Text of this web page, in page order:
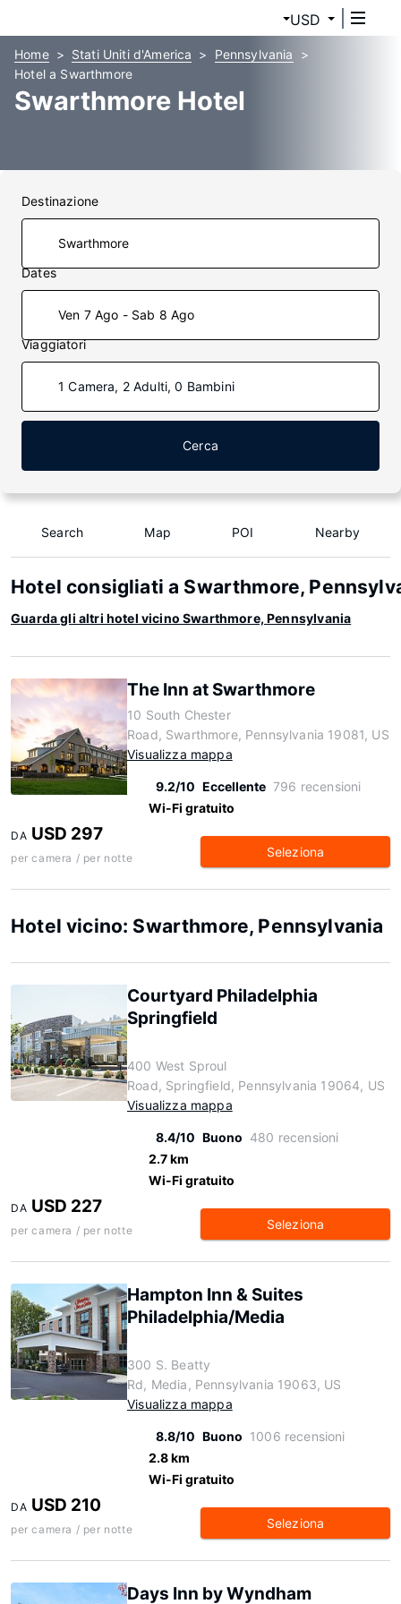
USD
Home Stati Uniti d'America
Pennsylvania
Hotel a Swarthmore
Swarthmore Hotel
Destinazione
Dates
Ven 7 Ago - Sab 8 Ago
Viaggiatori
1 Camera, 2 Adulti, 0 Bambini
Cerca
Search Map POI Nearby
Hotel consigliati a Swarthmore,
Guarda gli altri hotel vicino Swarthmore, Pennsylvania
The Inn at Swarthmore
10 South Chester
Road, Swarthmore, Pennsylvania 19081, US
Visualizza mappa
9.2/10 Eccellente 796 recensioni
Wi-Fi gratuito
DA USD 297
per camera / per notte Seleziona
Hotel vicino: Swarthmore, Pennsylvania
Courtyard Philadelphia
Springfield
400 West Sproul
Road, Springfield, Pennsylvania 19064, US
Visualizza mappa
8.4/10 Buono 480 recensioni
2.7 km
Wi-Fi gratuito
DA USD 227
per camera / per notte Seleziona
Hampton Inn & Suites
Philadelphia/Media
300 S. Beatty
Rd, Media, Pennsylvania 19063, US
Visualizza mappa
8.8/10 Buono 1006 recensioni
2.8 km
Wi-Fi gratuito
DA USD 210
per camera / per notte Seleziona
Days Inn by Wyndham